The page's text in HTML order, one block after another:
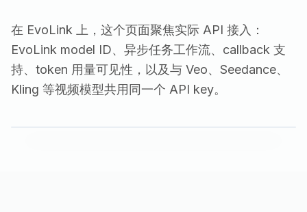
在 EvoLink 上，这个页面聚焦实际 API 接入：
EvoLink model ID、异步任务工作流、callback 支
持、token 用量可见性，以及与 Veo、Seedance、
Kling 等视频模型共用同一个 API key。